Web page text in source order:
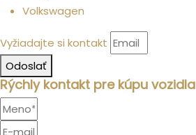
Volkswagen
Vyžiadajte si kontakt
Odoslať
Rýchly kontakt pre kúpu vozidla